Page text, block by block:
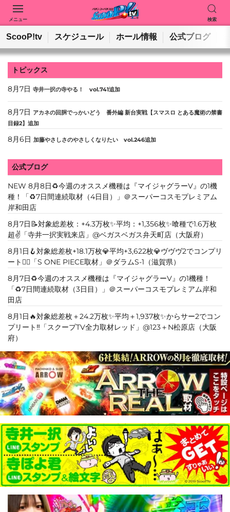
メニュー 検索
動画を検索 ホールを検索
検索
ScooP!tv スケジュール ホール情報 公式ブログ
トピックス
8月7日 寺井一択の寺やる！ vol.741追加
8月7日 アカネの回胴でっかいどう 番外編 新台実戦【スマスロ とある魔術の禁書
目録2】追加
8月6日 加藤やさしさのやさしくなりたい vol.246追加
公式ブログ
NEW 8月8日♻️今週のオススメ機種は『マイジャグラーV』の1機
種！「♻️7日間連続取材（4日目）」＠スーパーコスモプレミアム
岸和田店
8月7日📝対象総差枚：+4.3万枚✨平均：+1,356枚✨喰種で1.6万枚
超✌️「寺井一択実戦来店」@ベガスベガス弁天町店（大阪府）
8月1日🪝対象総差枚+18.1万枚💎平均+3,622枚💎ヴヴヴ2でコンプリ
ート❤️‍🔥「S ONE PIECE取材」＠ダラムS-1（滋賀県）
8月7日♻️今週のオススメ機種は『マイジャグラーV』の1機種！
「♻️7日間連続取材（3日目）」＠スーパーコスモプレミアム岸和
田店
8月1日🔥対象総差枚＋24.2万枚✨平均＋1,937枚✨からサー2でコン
プリート‼️「スクープTV全力取材レッド」@123＋N松原店（大阪
府）